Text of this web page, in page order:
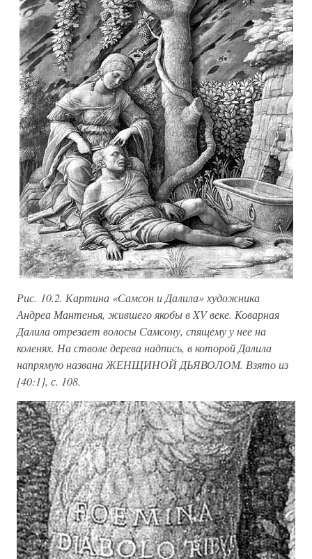
Рис. 10.2. Картина «Самсон и Далила» художника
Андреа Мантенья, жившего якобы в XV веке. Коварная
Далила отрезает волосы Самсону, спящему у нее на
коленях. На стволе дерева надпись, в которой Далила
напрямую названа ЖЕНЩИНОЙ ДЬЯВОЛОМ. Взято из
[40:1], с. 108.